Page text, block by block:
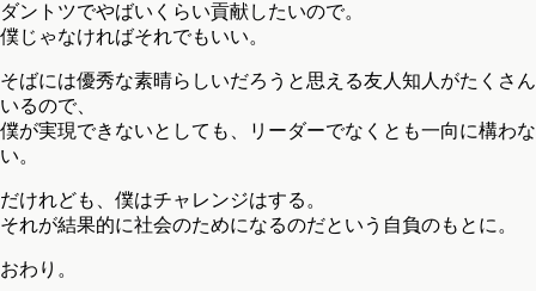
ダントツでやばいくらい貢献したいので。
僕じゃなければそれでもいい。
そばには優秀な素晴らしいだろうと思える友人知人がたくさん
いるので、
僕が実現できないとしても、リーダーでなくとも一向に構わな
い。
だけれども、僕はチャレンジはする。
それが結果的に社会のためになるのだという自負のもとに。
おわり。